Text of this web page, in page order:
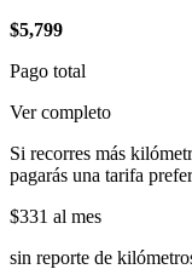
$5,799
Pago total
Ver completo
Si recorres más
pagarás una tarifa
$331 al mes
sin reporte de